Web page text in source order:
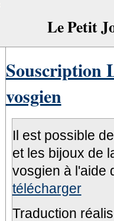
Le Petit
Souscription
vosgien
Il est possible
et les bijoux de
vosgien à l'aide
télécharger
Traduction